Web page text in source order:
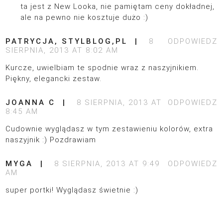
ta jest z New Looka, nie pamiętam ceny dokładnej,
ale na pewno nie kosztuje dużo :)
ODPOWIEDZ
PATRYCJA, STYLBLOG,PL
8
SIERPNIA, 2013 AT 8:02 AM
Kurcze, uwielbiam te spodnie wraz z naszyjnikiem.
Piękny, elegancki zestaw.
ODPOWIEDZ
JOANNA C
8 SIERPNIA, 2013 AT
8:45 AM
Cudownie wyglądasz w tym zestawieniu kolorów, extra
naszyjnik :) Pozdrawiam
ODPOWIEDZ
MYGA
8 SIERPNIA, 2013 AT 9:49
AM
super portki! Wyglądasz świetnie :)